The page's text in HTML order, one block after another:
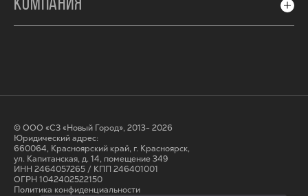
КОМПАНИЯ
© ООО «СЗ «Новый Город», 2013- 2026
Юридический адрес:
660064, Красноярский край, г. Красноярск,
ул. Капитанская, д. 14, помещение 349
ИНН 2464057265 / КПП 246401001
ОГРН 1042402522150
Политика конфиденциальности